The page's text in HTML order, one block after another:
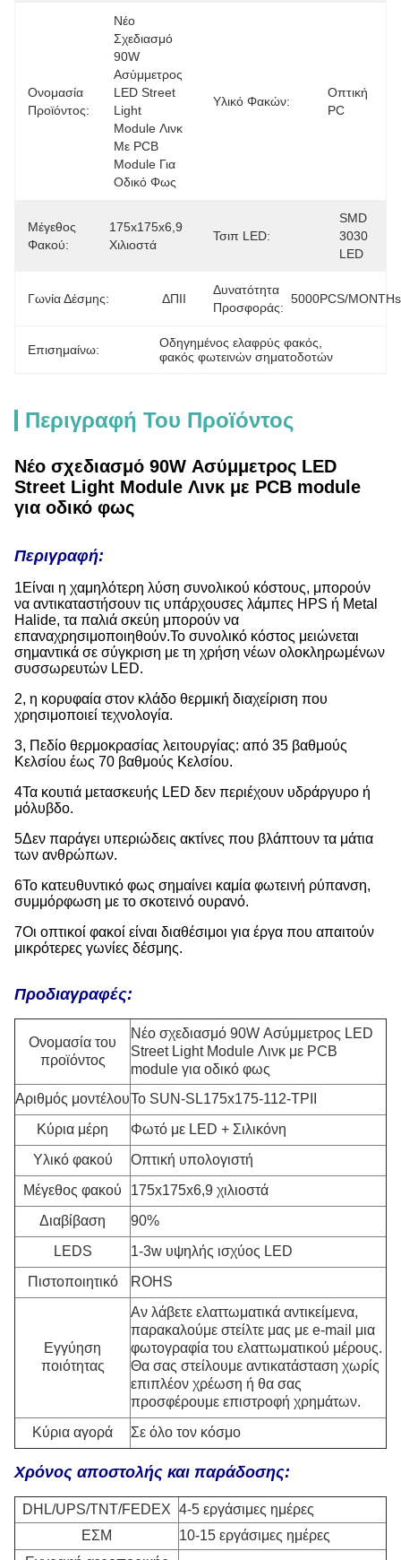
Ονομασία
Προϊόντος:
Νέο
Σχεδιασμό
90W
Ασύμμετρος
LED Street
Light
Module Λινκ
Με PCB
Module Για
Οδικό Φως
Υλικό Φακών:
Οπτική
PC
Μέγεθος
Φακού:
175x175x6,9
Χιλιοστά
Τσιπ LED:
SMD
3030
LED
Γωνία Δέσμης: ΔΠΙΙ
Δυνατότητα
Προσφοράς:
5000PCS/MONTHs
Επισημαίνω: Οδηγημένος ελαφρύς φακός
φακός φωτεινών σηματοδοτών
Περιγραφή Του Προϊόντος
Νέο σχεδιασμό 90W Ασύμμετρος LED
Street Light Module Λινκ με PCB module
για οδικό φως
Περιγραφή:
1Είναι η χαμηλότερη λύση συνολικού κόστους, μπορούν
να αντικαταστήσουν τις υπάρχουσες λάμπες HPS ή Metal
Halide, τα παλιά σκεύη μπορούν να
επαναχρησιμοποιηθούν.Το συνολικό κόστος μειώνεται
σημαντικά σε σύγκριση με τη χρήση νέων ολοκληρωμένων
συσσωρευτών LED.
2, η κορυφαία στον κλάδο θερμική διαχείριση που
χρησιμοποιεί τεχνολογία.
3, Πεδίο θερμοκρασίας λειτουργίας: από 35 βαθμούς
Κελσίου έως 70 βαθμούς Κελσίου.
4Τα κουτιά μετασκευής LED δεν περιέχουν υδράργυρο ή
μόλυβδο.
5Δεν παράγει υπεριώδεις ακτίνες που βλάπτουν τα μάτια
των ανθρώπων.
6Το κατευθυντικό φως σημαίνει καμία φωτεινή ρύπανση,
συμμόρφωση με το σκοτεινό ουρανό.
7Οι οπτικοί φακοί είναι διαθέσιμοι για έργα που απαιτούν
μικρότερες γωνίες δέσμης.
Προδιαγραφές:
Ονομασία του
προϊόντος
Νέο σχεδιασμό 90W Ασύμμετρος LED
Street Light Module Λινκ με PCB
module για οδικό φως
Αριθμός μοντέλουΤο SUN-SL175x175-112-TPII
Κύρια μέρη
Φωτό με LED + Σιλικόνη
Υλικό φακού
Οπτική υπολογιστή
Μέγεθος φακού
175x175x6,9 χιλιοστά
Διαβίβαση
90%
LEDS
1-3w υψηλής ισχύος LED
Πιστοποιητικό
ROHS
Εγγύηση
ποιότητας
Αν λάβετε ελαττωματικά αντικείμενα,
παρακαλούμε στείλτε μας με e-mail μια
φωτογραφία του ελαττωματικού μέρους.
Θα σας στείλουμε αντικατάσταση χωρίς
επιπλέον χρέωση ή θα σας
προσφέρουμε επιστροφή χρημάτων.
Κύρια αγορά
Σε όλο τον κόσμο
Χρόνος αποστολής και παράδοσης:
DHL/UPS/TNT/FEDEX 4-5 εργάσιμες ημέρες
ΕΣΜ
10-15 εργάσιμες ημέρες